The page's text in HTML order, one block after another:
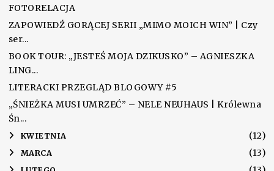
FOTORELACJA
ZAPOWIEDŹ GORĄCEJ SERII „MIMO MOICH WIN” | Czy
ser...
BOOK TOUR: „JESTEŚ MOJA DZIKUSKO” – AGNIESZKA
LING...
LITERACKI PRZEGLĄD BLOGOWY #5
„ŚNIEŻKA MUSI UMRZEĆ” – NELE NEUHAUS | Królewna
Śn...
► KWIETNIA (12)
► MARCA (13)